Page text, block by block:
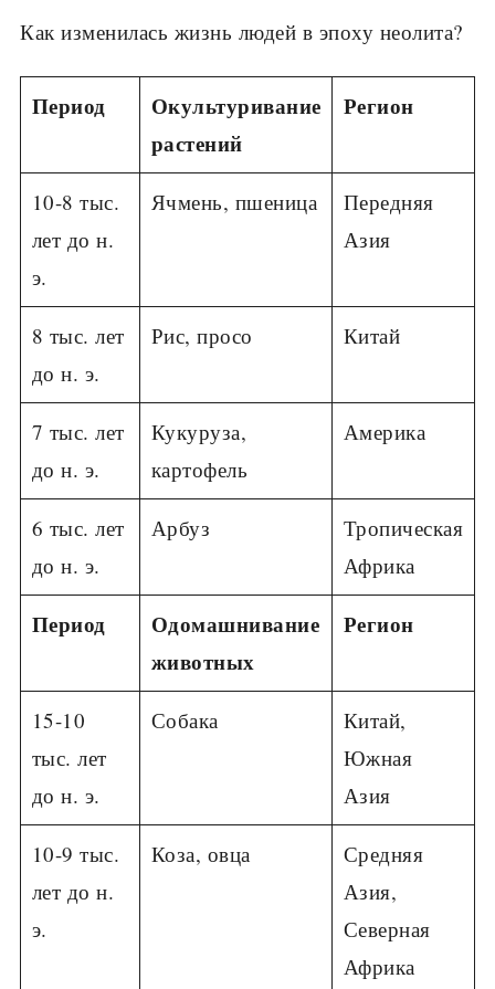
Как изменилась жизнь людей в эпоху неолита?
Период
Окультуривание
растений
Регион
10-8 тыс.
лет до н.
э.
Ячмень, пшеница
Передняя
Азия
8 тыс. лет
до н. э.
Рис, просо Китай
7 тыс. лет
до н. э.
Кукуруза,
картофель
Америка
6 тыс. лет
до н. э.
Арбуз
Тропическая
Африка
Период
Одомашнивание
животных
Регион
15-10
тыс. лет
до н. э.
Собака
Китай,
Южная
Азия
10-9 тыс.
лет до н.
э.
Коза, овца
Средняя
Азия,
Северная
Африка